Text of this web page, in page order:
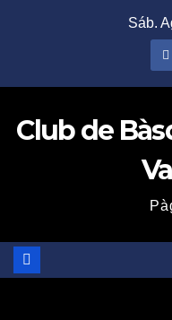
Sáb.
Club de